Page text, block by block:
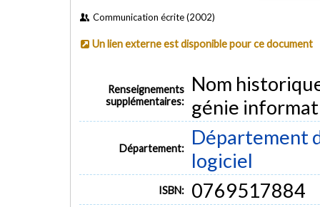
Communication écrite (2002)
Un lien externe est disponible pour ce document
Renseignements
supplémentaires:
Nom
génie
Département:
Département
logiciel
ISBN: 0769517884